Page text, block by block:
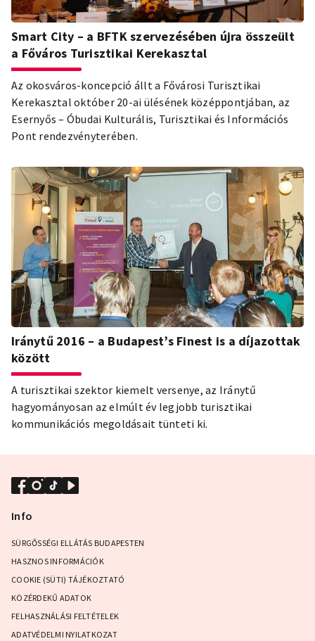
Smart City – a BFTK szervezésében újra összeült
a Főváros Turisztikai Kerekasztal
Az okosváros-koncepció állt a Fővárosi Turisztikai
Kerekasztal október 20-ai ülésének középpontjában, az
Esernyős – Óbudai Kulturális, Turisztikai és Információs
Pont rendezvényterében.
Iránytű 2016 – a Budapest’s Finest is a díjazottak
között
A turisztikai szektor kiemelt versenye, az Iránytű
hagyományosan az elmúlt év legjobb turisztikai
kommunikációs megoldásait tünteti ki.
Info
SÜRGŐSSÉGI ELLÁTÁS BUDAPESTEN
HASZNOS INFORMÁCIÓK
COOKIE (SÜTI) TÁJÉKOZTATÓ
KÖZÉRDEKŰ ADATOK
FELHASZNÁLÁSI FELTÉTELEK
ADATVÉDELMI NYILATKOZAT